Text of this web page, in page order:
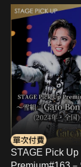
STAGE Pick Up